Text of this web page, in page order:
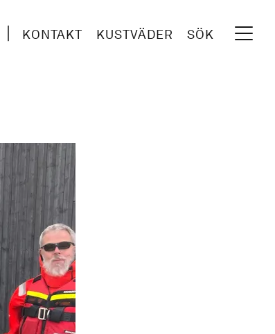
KONTAKT KUSTVÄDER SÖK